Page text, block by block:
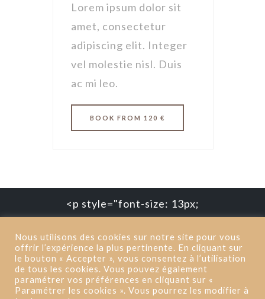
Lorem ipsum dolor sit
amet, consectetur
adipiscing elit. Integer
vel molestie nisl. Duis
ac mi leo.
BOOK FROM 120 €
<p style="font-size: 13px;
2019</p> | <a href="/mentions-
legales/"
target="_blank">Mentions
Nous utilisons des cookies sur notre site pour vous
offrir l’expérience la plus pertinente. En cliquant sur
le bouton « Accepter », vous consentez à l’utilisation
de tous les cookies. Vous pouvez également
paramétrer vos préférences en cliquant sur «
Paramétrer les cookies ». Vous pourrez les modifier à